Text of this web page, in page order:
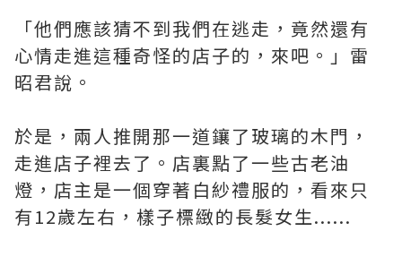
「他們應該猜不到我們在逃走，竟然還有
心情走進這種奇怪的店子的，來吧。」雷
昭君說。
於是，兩人推開那一道鑲了玻璃的木門，
走進店子裡去了。店裏點了一些古老油
燈，店主是一個穿著白紗禮服的，看來只
有12歲左右，樣子標緻的長髮女生......